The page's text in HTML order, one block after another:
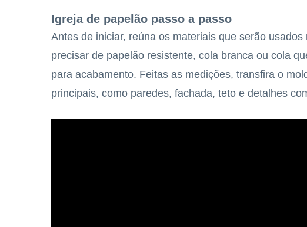
Igreja de papelão passo a passo
Antes de iniciar, reúna os materiais que serão
precisar de papelão resistente, cola branca ou cola
para acabamento. Feitas as medições, transfira o
principais, como paredes, fachada, teto e detalhes